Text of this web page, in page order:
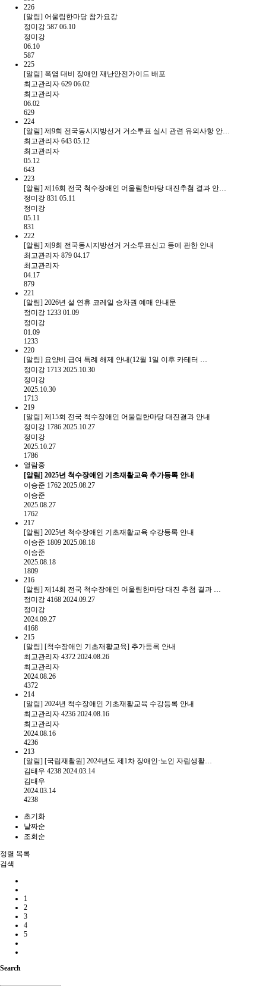
226
[알림] 어울림한마당 참가요강
정미강 587 06.10
정미강
06.10
587
225
[알림] 폭염 대비 장애인 재난안전가이드 배포
최고관리자 629 06.02
최고관리자
06.02
629
224
[알림] 제9회 전국동시지방선거 거소투표 실시 관련 유의사항 안…
최고관리자 643 05.12
최고관리자
05.12
643
223
[알림] 제16회 전국 척수장애인 어울림한마당 대진추첨 결과 안…
정미강 831 05.11
정미강
05.11
831
222
[알림] 제9회 전국동시지방선거 거소투표신고 등에 관한 안내
최고관리자 879 04.17
최고관리자
04.17
879
221
[알림] 2026년 설 연휴 코레일 승차권 예매 안내문
정미강 1233 01.09
정미강
01.09
1233
220
[알림] 요양비 급여 특례 해제 안내(12월 1일 이후 카테터 …
정미강 1713 2025.10.30
정미강
2025.10.30
1713
219
[알림] 제15회 전국 척수장애인 어울림한마당 대진결과 안내
정미강 1786 2025.10.27
정미강
2025.10.27
1786
열람중
[알림] 2025년 척수장애인 기초재활교육 추가등록 안내
이승준 1762 2025.08.27
이승준
2025.08.27
1762
217
[알림] 2025년 척수장애인 기초재활교육 수강등록 안내
이승준 1809 2025.08.18
이승준
2025.08.18
1809
216
[알림] 제14회 전국 척수장애인 어울림한마당 대진 추첨 결과 …
정미강 4168 2024.09.27
정미강
2024.09.27
4168
215
[알림] [척수장애인 기초재활교육] 추가등록 안내
최고관리자 4372 2024.08.26
최고관리자
2024.08.26
4372
214
[알림] 2024년 척수장애인 기초재활교육 수강등록 안내
최고관리자 4236 2024.08.16
최고관리자
2024.08.16
4236
213
[알림] [국립재활원] 2024년도 제1차 장애인·노인 자립생활…
김태우 4238 2024.03.14
김태우
2024.03.14
4238
초기화
날짜순
조회순
정렬 목록
검색
1
2
3
4
5
Search